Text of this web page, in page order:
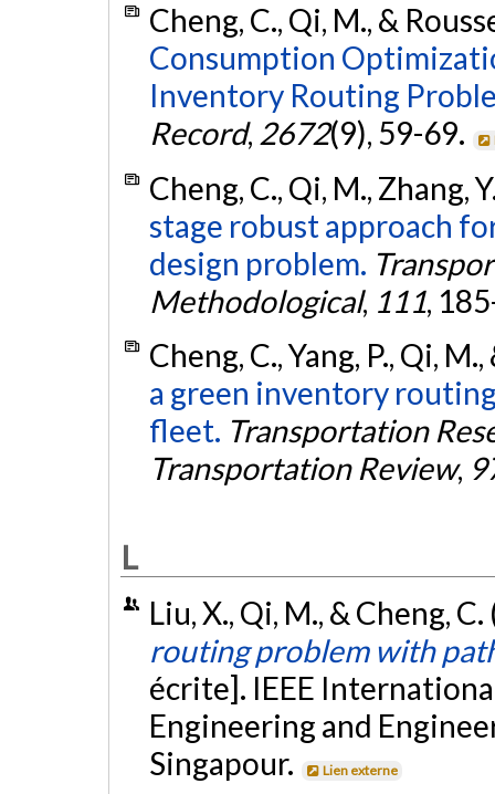
Cheng, C., Qi, M., &
Consumption
Inventory Routing
Record, 2672(9), 59-69.
Cheng, C., Qi, M., Zhang,
stage robust approach
design problem.
Methodological, 111,
Cheng, C., Yang, P., Qi,
a green inventory
fleet. Transportation
Transportation Review,
L
Liu, X., Qi, M., & Cheng,
routing problem with
écrite]. IEEE
Engineering and
Singapour.
Lien externe